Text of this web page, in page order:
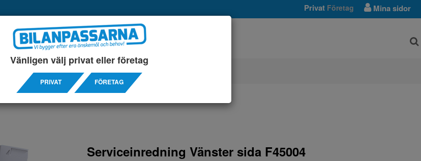
Mina sidor
Privat Företag
SERVICEINREDNINGAR TILLBEHÖRS ARTIKLAR
Serviceinredning Vänster sida F45004
Vänligen välj privat eller företag
PRIVAT FÖRETAG